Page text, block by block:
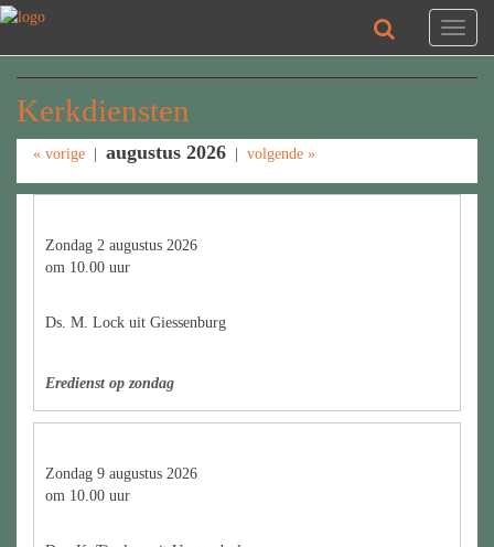
Toggle
Kerkdiensten
« vorige | augustus 2026 | volgende »
Zondag 2 augustus 2026
om 10.00 uur
Ds. M. Lock uit Giessenburg
Eredienst op zondag
Zondag 9 augustus 2026
om 10.00 uur